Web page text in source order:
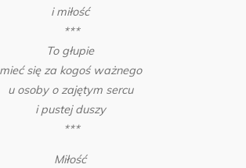
i miłość
***
To głupie
mieć się za kogoś ważnego
u osoby o zajętym sercu
i pustej duszy
***
Miłość